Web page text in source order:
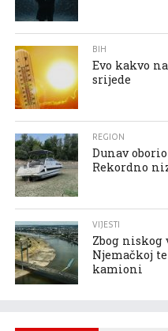
BIH
Evo kakvo
srijede
REGION
Dunav
Rekordno
VIJESTI
Zbog niskog
Njemačkoj
kamioni